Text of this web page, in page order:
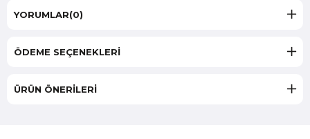
YORUMLAR(0)
ÖDEME SEÇENEKLERI
ÜRÜN ÖNERILERI